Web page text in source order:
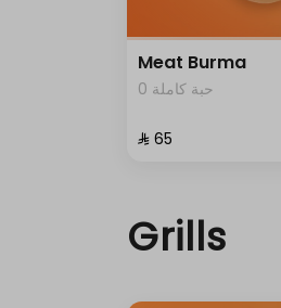
Meat Burma
0 حبة كاملة
⁨⁦‪‬ 65⁩
Grills